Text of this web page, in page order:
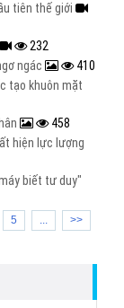
tiên thế giới
232
ngác
410
tạo khuôn mặt
458
hiện lực lượng
biết tư duy"
5 ... >>